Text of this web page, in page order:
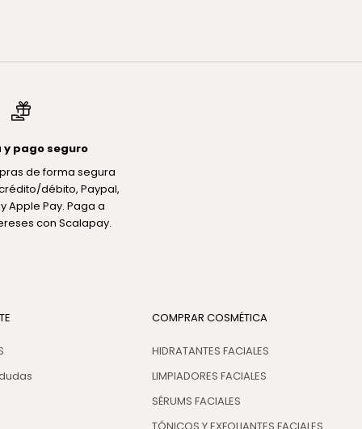
y pago seguro
de forma segura
débito, Paypal,
Apple Pay. Paga a
con Scalapay.
COMPRAR COSMÉTICA
HIDRATANTES FACIALES
LIMPIADORES FACIALES
SÉRUMS FACIALES
TÓNICOS Y EXFOLIANTES FACIALES